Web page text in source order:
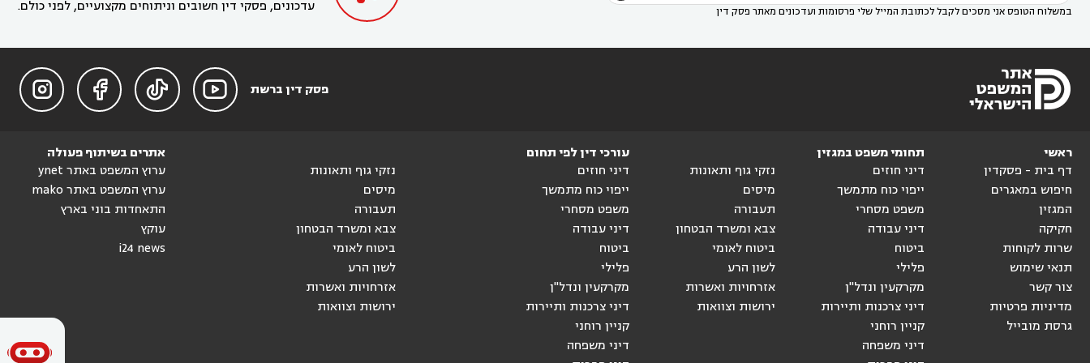
עדכונים, פסקי דין חשובים וניתוחים מקצועיים, לפני כולם.
במשלוח הטופס אני מסכים לקבל לכתובת המייל שלי פרסומות ועדכונים מאתר פסק דין
פסק דין ברשת 



ראשי
דף בית - פסקדין
חיפוש במאגרים
המגזין
חקיקה
שרות לקוחות
תנאי שימוש
צור קשר
מדיניות פרטיות
גרסת מובייל
תחומי משפט במגזין
דיני חוזים
ייפוי כוח מתמשך
משפט מסחרי
דיני עבודה
ביטוח
פלילי
מקרקעין ונדל"ן
דיני צרכנות ותיירות
קניין רוחני
דיני משפחה
נזקי גוף ותאונות
מיסים
תעבורה
צבא ומשרד הבטחון
ביטוח לאומי
לשון הרע
אזרחויות ואשרות
ירושות וצוואות
עורכי דין לפי תחום
דיני חוזים
ייפוי כוח מתמשך
משפט מסחרי
דיני עבודה
ביטוח
פלילי
מקרקעין ונדל"ן
דיני צרכנות ותיירות
קניין רוחני
דיני משפחה
נזקי גוף ותאונות
מיסים
תעבורה
צבא ומשרד הבטחון
ביטוח לאומי
לשון הרע
אזרחויות ואשרות
ירושות וצוואות
אתרים בשיתוף פעולה
ערוץ המשפט באתר ynet
ערוץ המשפט באתר mako
התאחדות בוני בארץ
עוקץ
i24 news